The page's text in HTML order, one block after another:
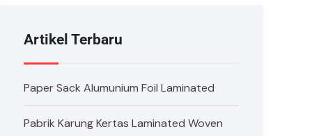
Artikel Terbaru
Paper Sack Alumunium Foil Laminated
Pabrik Karung Kertas Laminated Woven